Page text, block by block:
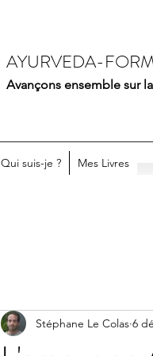
AYURVEDA-
Avançons ensemble sur
Qui suis-je ? Mes Livres
Stéphane Le Colas 6